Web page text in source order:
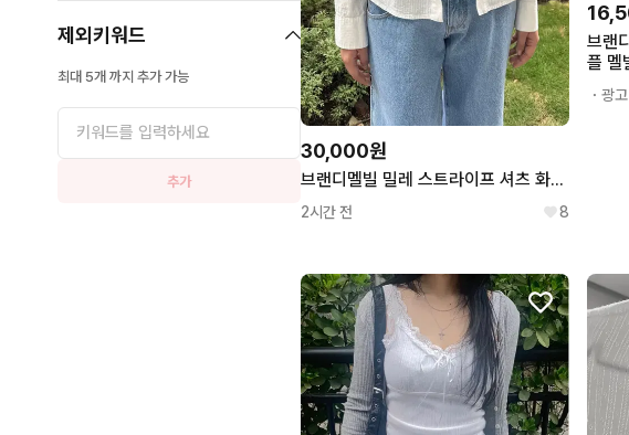
제외키워드
최대 5개 까지 추가 가능
추가
30,000원
브랜디멜빌 밀레 스트라이프 셔츠 화이트
2시간 전 8
브랜
플 멜
・광고